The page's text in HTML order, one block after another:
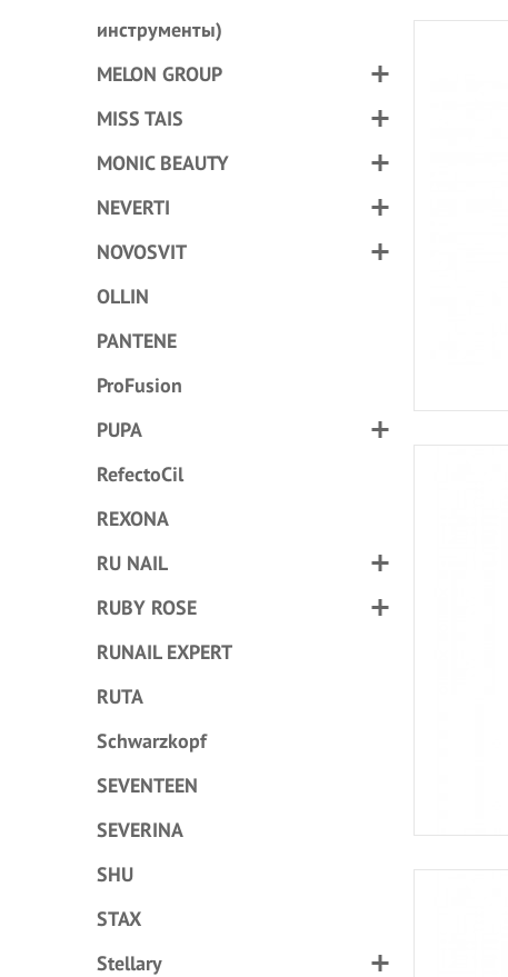
инструменты)
MELON GROUP
MISS TAIS
MONIC BEAUTY
NEVERTI
NOVOSVIT
OLLIN
PANTENE
ProFusion
PUPA
RefectoCil
REXONA
RU NAIL
RUBY ROSE
RUNAIL EXPERT
RUTA
Schwarzkopf
SEVENTEEN
SEVERINA
SHU
STAX
Stellary